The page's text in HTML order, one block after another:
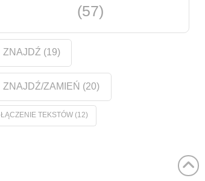
(57)
ZNAJDŹ (19)
ZNAJDŹ/ZAMIEŃ (20)
ŁĄCZENIE TEKSTÓW(12)